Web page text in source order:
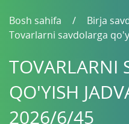
Bosh sahifa
Birja
Tovarlarni savdolarga
TOVARLARNI
QO'YISH
2026/6/45